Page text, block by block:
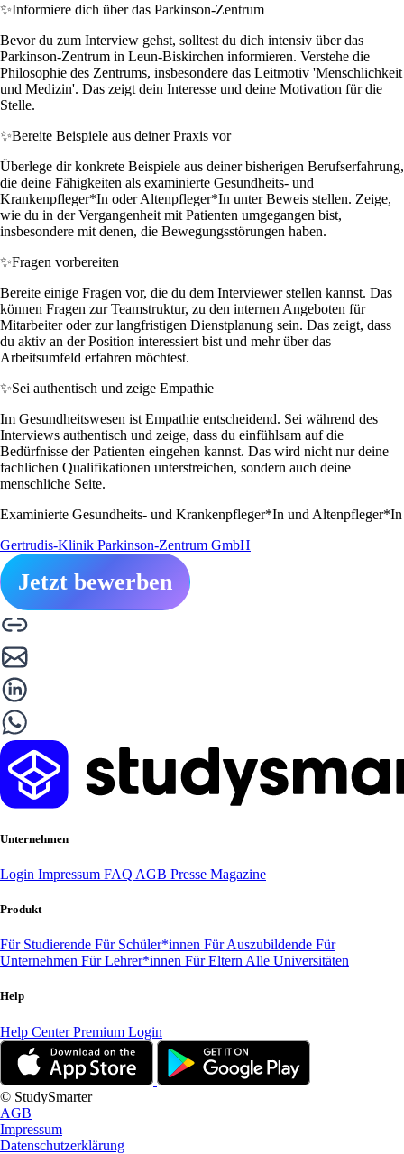
✨Informiere dich über das Parkinson-Zentrum
Bevor du zum Interview gehst, solltest du dich intensiv über das
Parkinson-Zentrum in Leun-Biskirchen informieren. Verstehe die
Philosophie des Zentrums, insbesondere das Leitmotiv 'Menschlichkeit
und Medizin'. Das zeigt dein Interesse und deine Motivation für die
Stelle.
✨Bereite Beispiele aus deiner Praxis vor
Überlege dir konkrete Beispiele aus deiner bisherigen Berufserfahrung,
die deine Fähigkeiten als examinierte Gesundheits- und
Krankenpfleger*In oder Altenpfleger*In unter Beweis stellen. Zeige,
wie du in der Vergangenheit mit Patienten umgegangen bist,
insbesondere mit denen, die Bewegungsstörungen haben.
✨Fragen vorbereiten
Bereite einige Fragen vor, die du dem Interviewer stellen kannst. Das
können Fragen zur Teamstruktur, zu den internen Angeboten für
Mitarbeiter oder zur langfristigen Dienstplanung sein. Das zeigt, dass
du aktiv an der Position interessiert bist und mehr über das
Arbeitsumfeld erfahren möchtest.
✨Sei authentisch und zeige Empathie
Im Gesundheitswesen ist Empathie entscheidend. Sei während des
Interviews authentisch und zeige, dass du einfühlsam auf die
Bedürfnisse der Patienten eingehen kannst. Das wird nicht nur deine
fachlichen Qualifikationen unterstreichen, sondern auch deine
menschliche Seite.
Examinierte Gesundheits- und Krankenpfleger*In und Altenpfleger*In
Gertrudis-Klinik Parkinson-Zentrum GmbH
Jetzt bewerben
Unternehmen
Login Impressum FAQ AGB Presse Magazine
Produkt
Für Studierende Für Schüler*innen Für Auszubildende Für
Unternehmen Für Lehrer*innen Für Eltern Alle Universitäten
Help
Help CenterPremium Login
© StudySmarter
AGB
Impressum
Datenschutzerklärung